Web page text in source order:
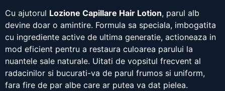
Cu ajutorul Lozione Capillare Hair Lotion, parul alb
devine doar o amintire. Formula sa speciala, imbogatita
cu ingrediente active de ultima generatie, actioneaza in
mod eficient pentru a restaura culoarea parului la
nuantele sale naturale. Uitati de vopsitul frecvent al
radacinilor si bucurati-va de parul frumos si uniform,
fara fire de par albe care ar putea va dat pielea.